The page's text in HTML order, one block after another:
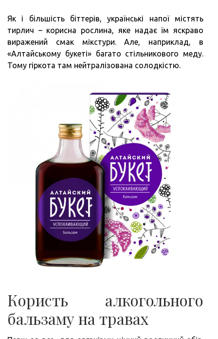
Як і більшість біттерів, українські напої містять
тирлич – корисна рослина, яке надає їм яскраво
виражений смак мікстури. Але, наприклад, в
«Алтайському букеті» багато стільникового меду.
Тому гіркота там нейтралізована солодкістю.
Користь алкогольного
бальзаму на травах